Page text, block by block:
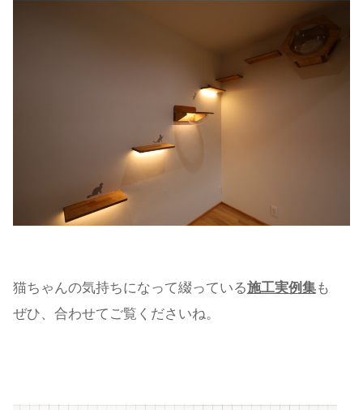
猫ちゃんの気持ちになって綴っている施工実例集も
ぜひ、合わせてご覧くださいね。